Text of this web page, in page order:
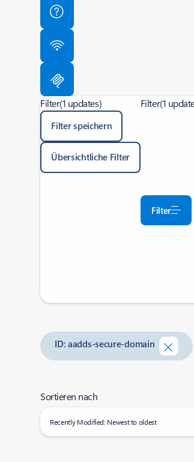
Filter(1 updates)
Filter speichern
Übersichtliche Filter
Filter(1
Filter
ID: aadds-secure-domain
Sortieren nach
Recently Modified: Newest to oldest